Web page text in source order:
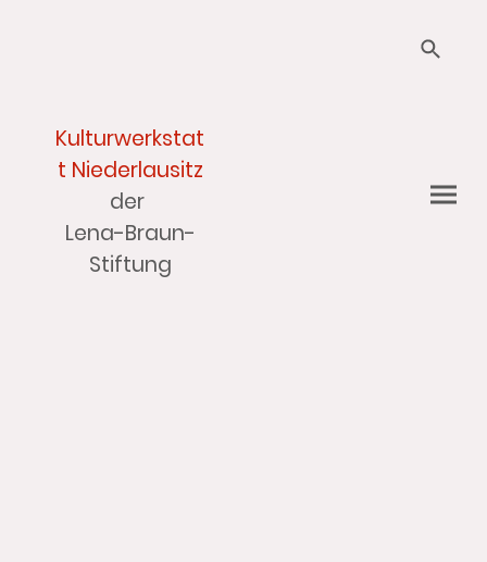
Kulturwerkstat
t Niederlausitz
der
Lena-Braun-
Stiftung